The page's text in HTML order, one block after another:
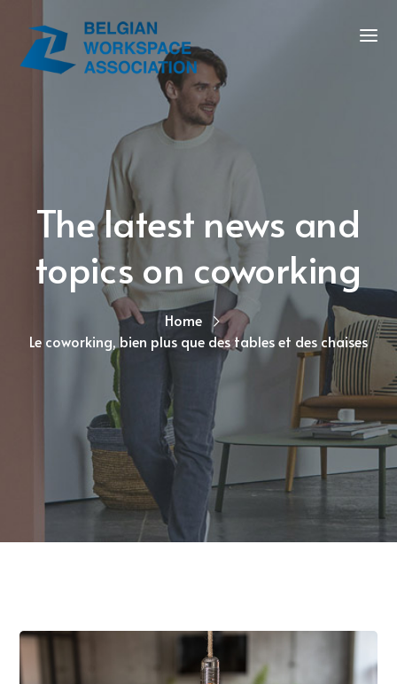
The latest news and
topics on coworking
Home
Le coworking, bien plus que des tables et des chaises